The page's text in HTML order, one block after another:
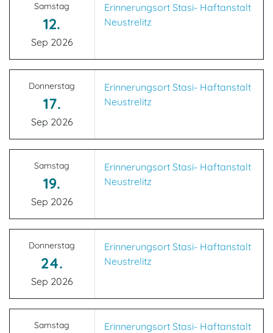
Samstag
12.
Sep 2026
Erinnerungsort Stasi- Haftanstalt
Neustrelitz
Donnerstag
17.
Sep 2026
Erinnerungsort Stasi- Haftanstalt
Neustrelitz
Samstag
19.
Sep 2026
Erinnerungsort Stasi- Haftanstalt
Neustrelitz
Donnerstag
24.
Sep 2026
Erinnerungsort Stasi- Haftanstalt
Neustrelitz
Samstag
Erinnerungsort Stasi- Haftanstalt